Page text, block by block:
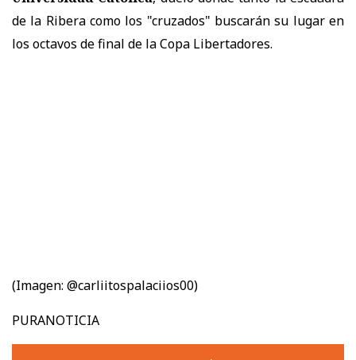
de la Ribera como los "cruzados" buscarán su lugar en
los octavos de final de la Copa Libertadores.
(Imagen: @carliitospalaciios00)
PURANOTICIA